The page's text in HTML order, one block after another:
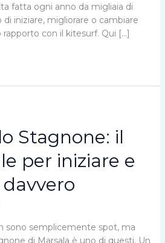
fatta ogni anno da migliaia di
iniziare, migliorare o cambiare
con il kitesurf. Qui […]
Stagnone: il
per iniziare e
sono semplicemente spot, ma
di Marsala è uno di questi. Un